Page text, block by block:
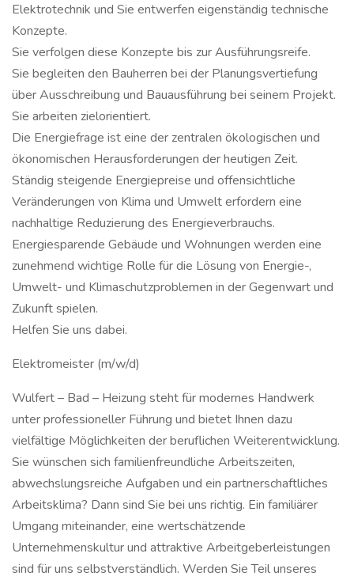
Elektrotechnik und Sie entwerfen eigenständig technische
Konzepte.
Sie verfolgen diese Konzepte bis zur Ausführungsreife.
Sie begleiten den Bauherren bei der Planungsvertiefung
über Ausschreibung und Bauausführung bei seinem Projekt.
Sie arbeiten zielorientiert.
Die Energiefrage ist eine der zentralen ökologischen und
ökonomischen Herausforderungen der heutigen Zeit.
Ständig steigende Energiepreise und offensichtliche
Veränderungen von Klima und Umwelt erfordern eine
nachhaltige Reduzierung des Energieverbrauchs.
Energiesparende Gebäude und Wohnungen werden eine
zunehmend wichtige Rolle für die Lösung von Energie-,
Umwelt- und Klimaschutzproblemen in der Gegenwart und
Zukunft spielen.
Helfen Sie uns dabei.
Elektromeister (m/w/d)
Wulfert – Bad – Heizung steht für modernes Handwerk
unter professioneller Führung und bietet Ihnen dazu
vielfältige Möglichkeiten der beruflichen Weiterentwicklung.
Sie wünschen sich familienfreundliche Arbeitszeiten,
abwechslungsreiche Aufgaben und ein partnerschaftliches
Arbeitsklima? Dann sind Sie bei uns richtig. Ein familiärer
Umgang miteinander, eine wertschätzende
Unternehmenskultur und attraktive Arbeitgeberleistungen
sind für uns selbstverständlich. Werden Sie Teil unseres